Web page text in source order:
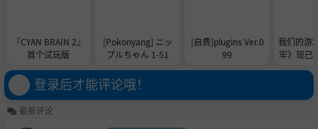
『CYAN BRAIN 2』
首个试玩版
[Pokonyang] ニッ
プルちゃん 1-51
[自费]plugins Ver.0
99
我们的游
牢》现已
登录后才能评论哦！
最新评论